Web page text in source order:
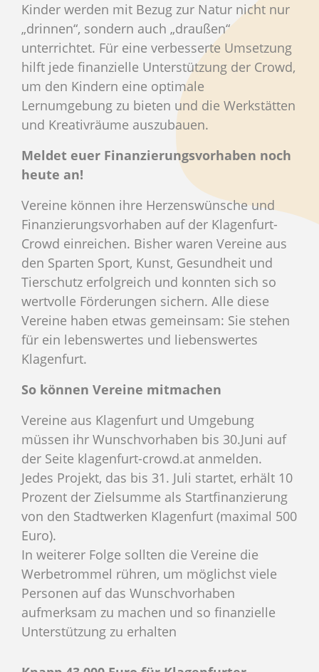
Kinder werden mit Bezug zur Natur nicht nur
„drinnen“, sondern auch „draußen“
unterrichtet. Für eine verbesserte Umsetzung
hilft jede finanzielle Unterstützung der Crowd,
um den Kindern eine optimale
Lernumgebung zu bieten und die Werkstätten
und Kreativräume auszubauen.
Meldet euer Finanzierungsvorhaben noch
heute an!
Vereine können ihre Herzenswünsche und
Finanzierungsvorhaben auf der Klagenfurt-
Crowd einreichen. Bisher waren Vereine aus
den Sparten Sport, Kunst, Gesundheit und
Tierschutz erfolgreich und konnten sich so
wertvolle Förderungen sichern. Alle diese
Vereine haben etwas gemeinsam: Sie stehen
für ein lebenswertes und liebenswertes
Klagenfurt.
So können Vereine mitmachen
Vereine aus Klagenfurt und Umgebung
müssen ihr Wunschvorhaben bis 30.Juni auf
der Seite klagenfurt-crowd.at anmelden.
Jedes Projekt, das bis 31. Juli startet, erhält 10
Prozent der Zielsumme als Startfinanzierung
von den Stadtwerken Klagenfurt (maximal 500
Euro).
In weiterer Folge sollten die Vereine die
Werbetrommel rühren, um möglichst viele
Personen auf das Wunschvorhaben
aufmerksam zu machen und so finanzielle
Unterstützung zu erhalten